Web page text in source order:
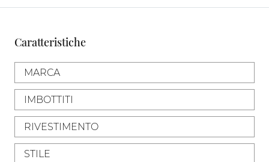
Caratteristiche
MARCA
IMBOTTITI
RIVESTIMENTO
STILE